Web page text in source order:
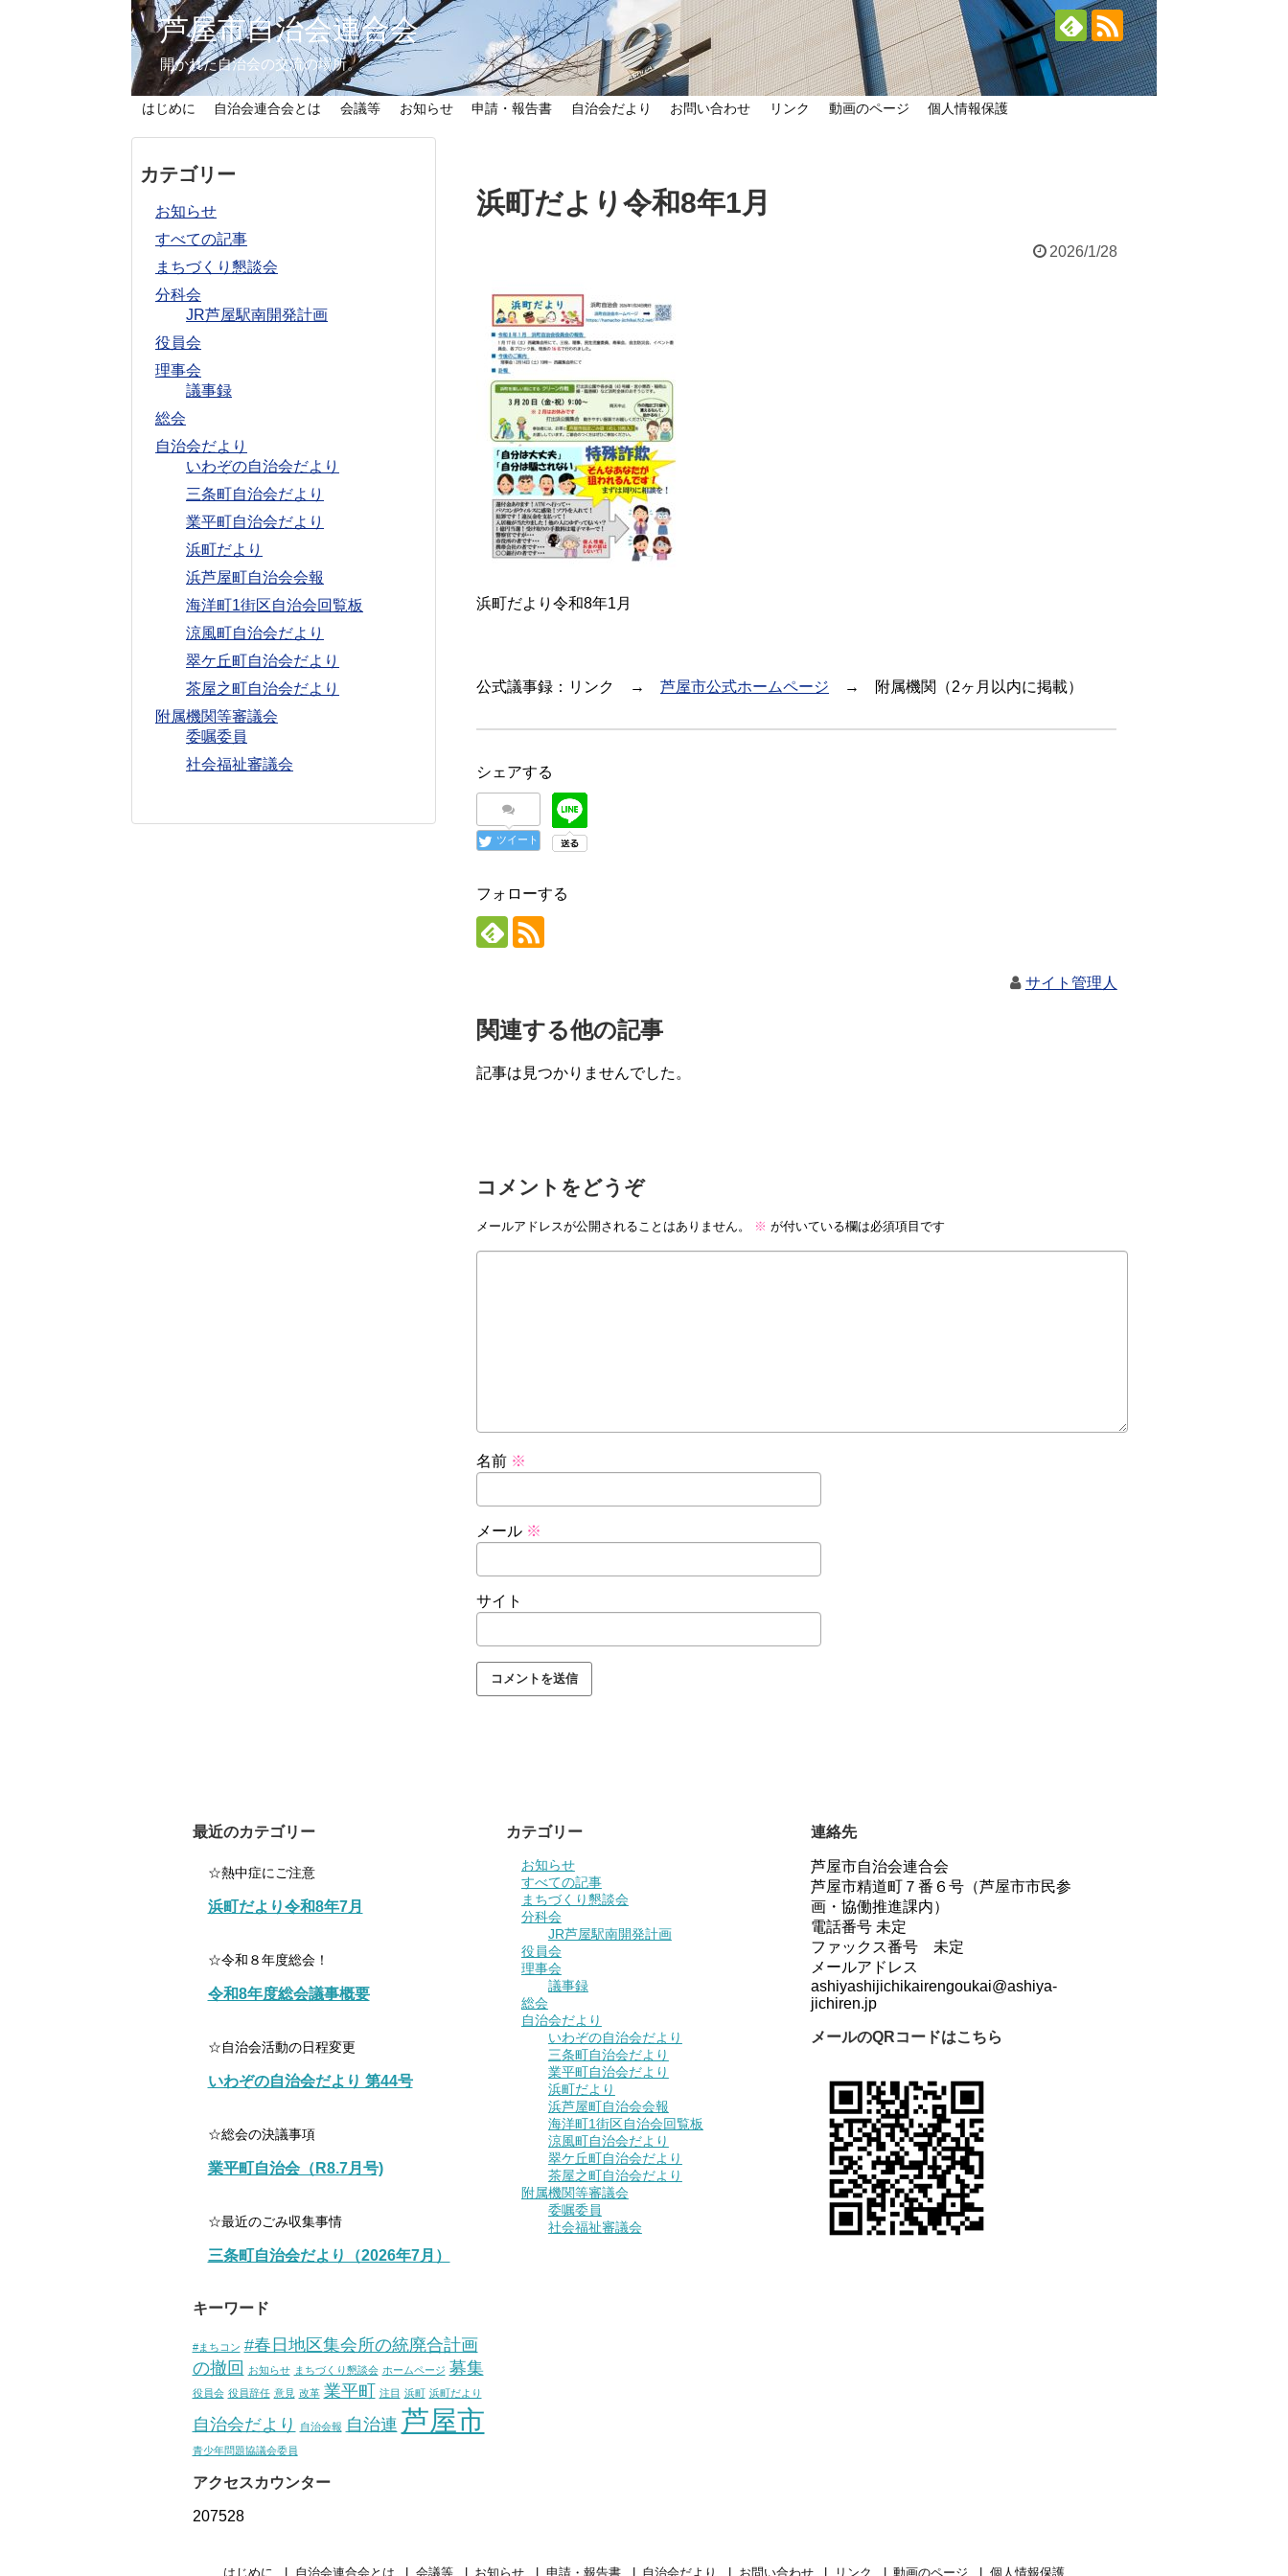
芦屋市自治会連合会
開かれた自治会の交流の場所。
はじめに 自治会連合会とは 会議等 お知らせ 申請・報告書 自治会だより お問い合わせ リンク 動画のページ 個人情報保護
浜町だより令和8年1月
2026/1/28
浜町だより令和8年1月
公式議事録：リンク → 芦屋市公式ホームページ → 附属機関（2ヶ月以内に掲載）
シェアする
ツイート
フォローする
サイト管理人
関連する他の記事
記事は見つかりませんでした。
コメントをどうぞ
メールアドレスが公開されることはありません。 ※ が付いている欄は必須項目です
名前 ※
メール ※
サイト
カテゴリー
お知らせ
すべての記事
まちづくり懇談会
分科会
JR芦屋駅南開発計画
役員会
理事会
議事録
総会
自治会だより
いわぞの自治会だより
三条町自治会だより
業平町自治会だより
浜町だより
浜芦屋町自治会会報
海洋町1街区自治会回覧板
涼風町自治会だより
翠ケ丘町自治会だより
茶屋之町自治会だより
附属機関等審議会
委嘱委員
社会福祉審議会
最近のカテゴリー
☆熱中症にご注意
浜町だより令和8年7月
☆令和８年度総会！
令和8年度総会議事概要
☆自治会活動の日程変更
いわぞの自治会だより 第44号
☆総会の決議事項
業平町自治会（R8.7月号)
☆最近のごみ収集事情
三条町自治会だより（2026年7月）
キーワード
#まちコン #春日地区集会所の統廃合計画
の撤回
お知らせ まちづくり懇談会 ホームページ 募集
役員会 役員辞任 意見 改革 業平町 注目 浜町 浜町だより
自治会だより 自治会報 自治連 芦屋市
青少年問題協議会委員
アクセスカウンター
207528
カテゴリー
お知らせ
すべての記事
まちづくり懇談会
分科会
JR芦屋駅南開発計画
役員会
理事会
議事録
総会
自治会だより
いわぞの自治会だより
三条町自治会だより
業平町自治会だより
浜町だより
浜芦屋町自治会会報
海洋町1街区自治会回覧板
涼風町自治会だより
翠ケ丘町自治会だより
茶屋之町自治会だより
附属機関等審議会
委嘱委員
社会福祉審議会
連絡先
芦屋市自治会連合会
芦屋市精道町７番６号（芦屋市市民参
画・協働推進課内）
電話番号 未定
ファックス番号 未定
メールアドレス
ashiyashijichikairengoukai@ashiya-
jichiren.jp
メールのQRコードはこちら
はじめに 自治会連合会とは 会議等 お知らせ 申請・報告書 自治会だより お問い合わせ リンク 動画のページ 個人情報保護